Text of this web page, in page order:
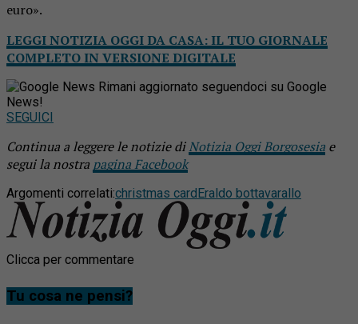
euro».
LEGGI NOTIZIA OGGI DA CASA: IL TUO GIORNALE
COMPLETO IN VERSIONE DIGITALE
Rimani aggiornato seguendoci su Google
News!
SEGUICI
Continua a leggere le notizie diNotizia Oggi Borgosesia e
segui la nostra pagina Facebook
Argomenti correlati:christmas card Eraldo bottavarallo
Clicca per commentare
Tu cosa ne pensi?